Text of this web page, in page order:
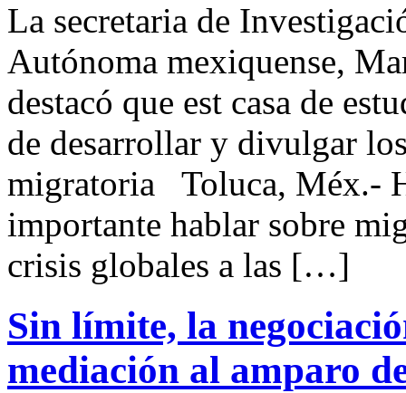
La secretaria de
Autónoma mexiquense,
destacó que est casa de
de desarrollar y divulgar
migratoria Toluca, Méx.-
importante hablar sobre
crisis globales a las […]
Sin límite, la
mediación al amparo